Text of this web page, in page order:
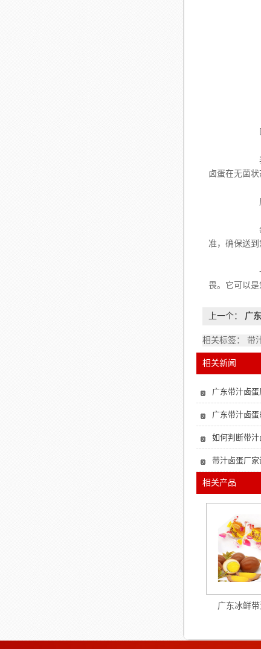
匠心卤
我们的卤
卤蛋在无菌
层层检
每一批次
准，确保送
一枚小小
畏。它可以是
上一个： 广
相关标签： 带
相关新闻
广东带汁卤
广东带汁卤
如何判断带
带汁卤蛋厂
相关产品
广东冰鲜